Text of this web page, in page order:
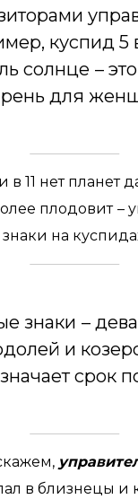
куспид 5
солнце –
для
в 11 нет планет
плодовит –
на
знаки –
и
срок
в близнецы и